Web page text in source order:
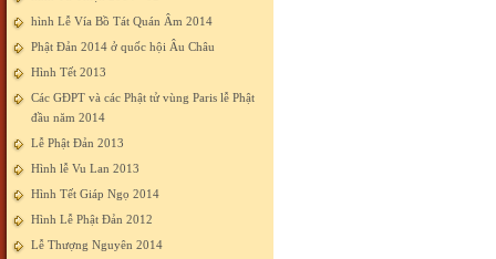
hình Lễ Vía Bồ Tát Quán Âm 2014
Phật Đản 2014 ở quốc hội Âu Châu
Hình Tết 2013
Các GĐPT và các Phật tử vùng Paris lễ Phật
đầu năm 2014
Lễ Phật Đản 2013
Hình lễ Vu Lan 2013
Hình Tết Giáp Ngọ 2014
Hình Lễ Phật Đản 2012
Lễ Thượng Nguyên 2014